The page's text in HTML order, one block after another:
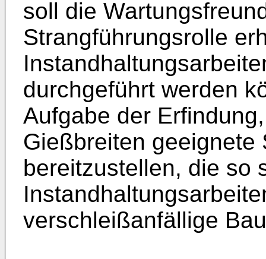
soll die
Strangführungsrolle
durchgeführt werden
Aufgabe der
Gießbreiten geeignete
bereitzustellen, die so
verschleißanfällige